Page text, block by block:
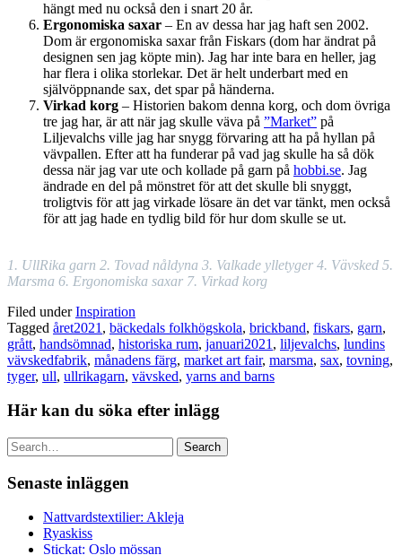
hängt med nu också den i snart 20 år.
Ergonomiska saxar – En av dessa har jag haft sen 2002.
Dom är ergonomiska saxar från Fiskars (dom har ändrat på
designen sen jag köpte min). Jag har inte bara en heller, jag
har flera i olika storlekar. Det är helt underbart med en
självöppnande sax, det spar på händerna.
Virkad korg – Historien bakom denna korg, och dom övriga
tre jag har, är att när jag skulle väva på ”Market” på
Liljevalchs ville jag har snygg förvaring att ha på hyllan på
vävpallen. Efter att ha funderar på vad jag skulle ha så dök
dessa när jag var ute och kollade på garn på hobbi.se. Jag
ändrade en del på mönstret för att det skulle bli snyggt,
troligtvis för att jag virkade lösare än det var tänkt, men också
för att jag hade en tydlig bild för hur dom skulle se ut.
1. UllRika garn 2. Tovad nåldyna 3. Valkade ylletyger 4. Vävsked 5.
Marsma 6. Ergonomiska saxar 7. Virkad korg
Filed underInspiration
Tagged året2021 , bäckedals folkhögskola, brickband, fiskars, garn,
grått, handsömnad, historiska rum, januari2021 , liljevalchs, lundins
vävskedfabrik, månadens färg, market art fair, marsma, sax, tovning,
tyger, ull, ullrikagarn, vävsked, yarns and barns
Här kan du söka efter inlägg
Search
Senaste inläggen
Nattvardstextilier: Akleja
Ryaskiss
Stickat: Oslo mössan